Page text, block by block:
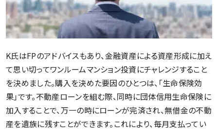
K氏はFPのアドバイスもあり、金融資産による資産形成に加え
て思い切ってワンルームマンション投資にチャレンジすること
を決めました。購入を決めた要因のひとつは、「生命保険効
果」です。不動産ローンを組む際、同時に団体信用生命保険に
加入することで、万一の時にローンが完済され、無借金の不動
産を遺族に残すことができます。これにより、毎月支払ってい